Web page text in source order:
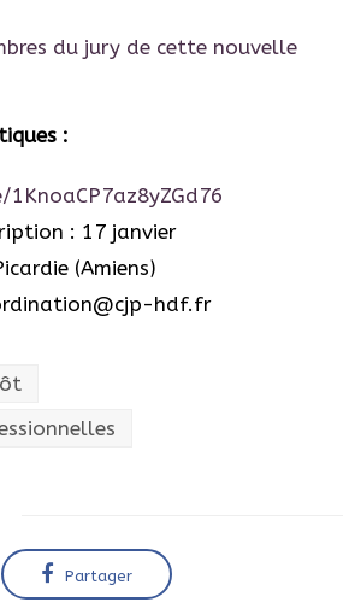
du jury de cette nouvelle
:
: 17 janvier
(Amiens)
hdf.fr
Partager